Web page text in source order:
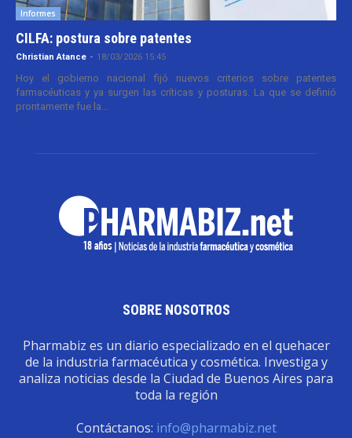
Informes
CILFA: postura sobre patentes
Christian Atance - 18/03/2026 15:45
Hoy el gobierno nacional fijó nuevos criterios sobre patentes
farmacéuticas y ya surgen las críticas y posturas. La que se definió
prontamente fue la...
SOBRE NOSOTROS
Pharmabiz es un diario especializado en el quehacer
de la industria farmacéutica y cosmética. Investiga y
analiza noticias desde la Ciudad de Buenos Aires para
toda la región
Contáctanos: info@pharmabiz.net